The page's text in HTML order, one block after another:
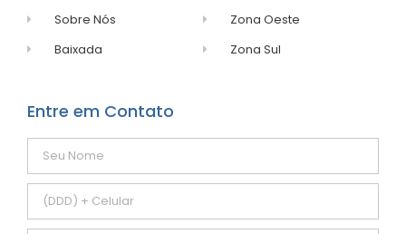
Sobre Nós
Baixada
Zona Oeste
Zona Sul
Entre em Contato